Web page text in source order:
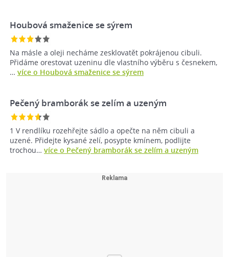
Houbová smaženice se sýrem
Na másle a oleji necháme zesklovatět pokrájenou cibuli.
Přidáme orestovat uzeninu dle vlastního výběru s česnekem,
… více o Houbová smaženice se sýrem
Pečený bramborák se zelím a uzeným
1 V rendlíku rozehřejte sádlo a opečte na něm cibuli a
uzené. Přidejte kysané zelí, posypte kmínem, podlijte
trochou… více o Pečený bramborák se zelím a uzeným